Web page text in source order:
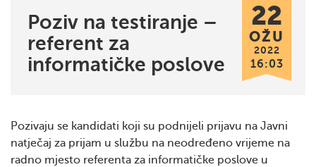
Poziv na testiranje –
referent za
informatičke poslove
22
OŽU
2022
16:03
Pozivaju se kandidati koji su podnijeli prijavu na Javni
natječaj za prijam u službu na neodređeno vrijeme na
radno mjesto referenta za informatičke poslove u